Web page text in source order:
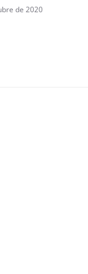
de 2020